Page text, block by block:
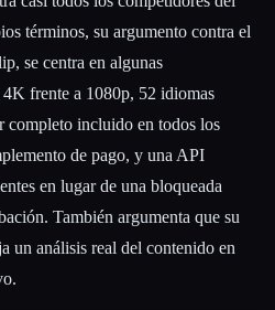
términos, su argumento contra el
se centra en algunas
frente a 1080p, 52 idiomas
completo incluido en todos los
de pago, y una API
en lugar de una bloqueada
También argumenta que su
un análisis real del contenido en